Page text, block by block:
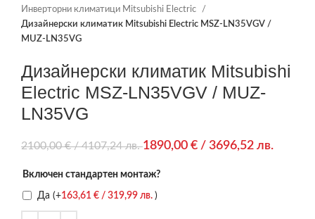
Инверторни климатици Mitsubishi Electric
Дизайнерски климатик Mitsubishi Electric MSZ-LN35VGV /
MUZ-LN35VG
Дизайнерски климатик Mitsubishi
Electric MSZ-LN35VGV / MUZ-
LN35VG
2100,00€/ 4107,24 лв.1890,00 € / 3696,52 лв.
Включен стандартен монтаж?
Да (+163,61 € / 319,99 лв. )